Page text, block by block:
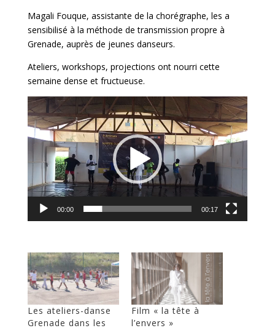
Magali Fouque, assistante de la chorégraphe, les a
sensibilisé à la méthode de transmission propre à
Grenade, auprès de jeunes danseurs.
Ateliers, workshops, projections ont nourri cette
semaine dense et fructueuse.
Lecteur
vidéo
00:00 00:17
Les ateliers-danse
Grenade dans les
Film « la tête à
l’envers »